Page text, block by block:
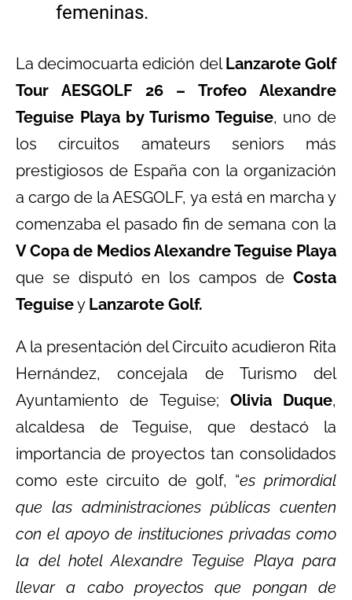
femeninas.
La decimocuarta edición delLanzarote Golf
Tour AESGOLF 26 – Trofeo Alexandre
Teguise Playa by Turismo Teguise, uno de
los circuitos amateurs seniors más
prestigiosos de España con la organización
a cargo de la AESGOLF, ya está en marcha y
comenzaba el pasado fin de semana con la
V Copa de Medios Alexandre Teguise Playa
que se disputó en los campos de Costa
Teguisey Lanzarote Golf.
A la presentación del Circuito acudieron Rita
Hernández, concejala de Turismo del
Ayuntamiento de Teguise; Olivia Duque,
alcaldesa de Teguise, que destacó la
importancia de proyectos tan consolidados
como este circuito de golf, “es primordial
que las administraciones públicas cuenten
con el apoyo de instituciones privadas como
la del hotel Alexandre Teguise Playa para
llevar a cabo proyectos que pongan de